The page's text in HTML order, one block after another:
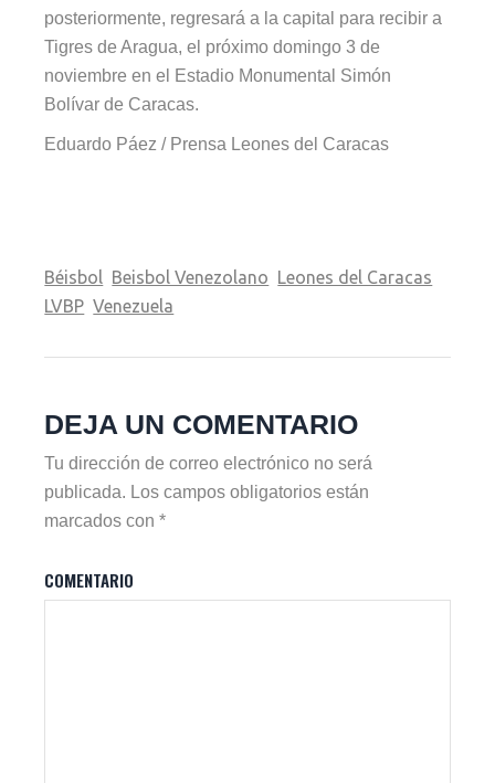
posteriormente, regresará a la capital para recibir a
Tigres de Aragua, el próximo domingo 3 de
noviembre en el Estadio Monumental Simón
Bolívar de Caracas.
Eduardo Páez / Prensa Leones del Caracas
Béisbol Beisbol Venezolano Leones del Caracas
LVBP Venezuela
DEJA UN COMENTARIO
Tu dirección de correo electrónico no será
publicada. Los campos obligatorios están
marcados con*
COMENTARIO